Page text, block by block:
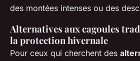
des montées intenses ou des
Alternatives aux cagoules
la protection hivernale
Pour ceux qui cherchent des